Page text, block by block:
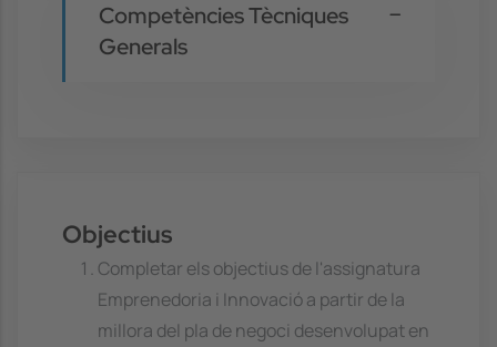
Competències Tècniques
Generals
Objectius
Completar els objectius de l'assignatura
Emprenedoria i Innovació a partir de la
millora del pla de negoci desenvolupat en